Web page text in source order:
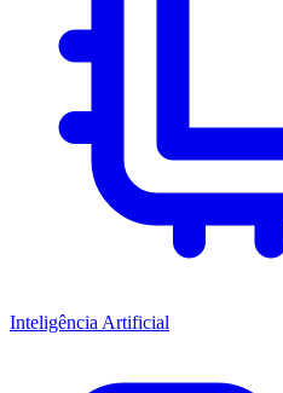
Inteligência Artificial